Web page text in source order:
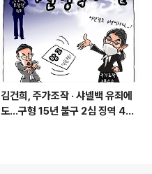
김건희, 주가조작 · 샤넬백 유죄에
도…구형 15년 불구 2심 징역 4년